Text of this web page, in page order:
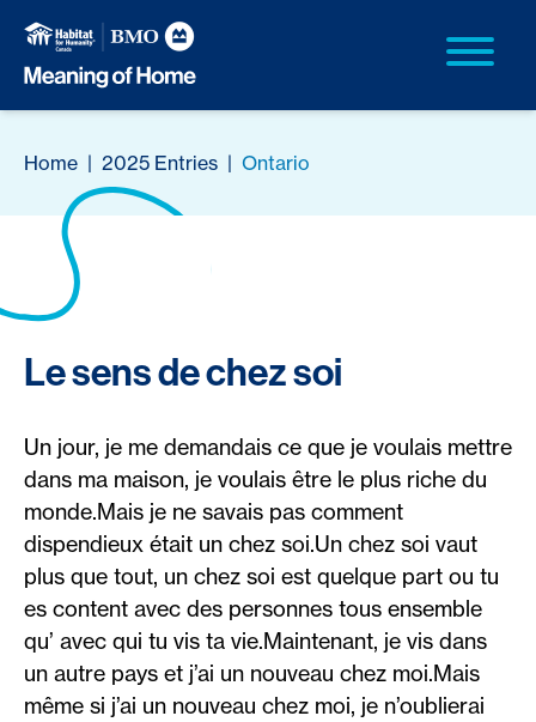
Home | 2025 Entries | Ontario
Le sens de chez soi
Un jour, je me demandais ce que je voulais mettre
dans ma maison, je voulais être le plus riche du
monde.Mais je ne savais pas comment
dispendieux était un chez soi.Un chez soi vaut
plus que tout, un chez soi est quelque part ou tu
es content avec des personnes tous ensemble
qu’ avec qui tu vis ta vie.Maintenant, je vis dans
un autre pays et j’ai un nouveau chez moi.Mais
même si j’ai un nouveau chez moi, je n’oublierai